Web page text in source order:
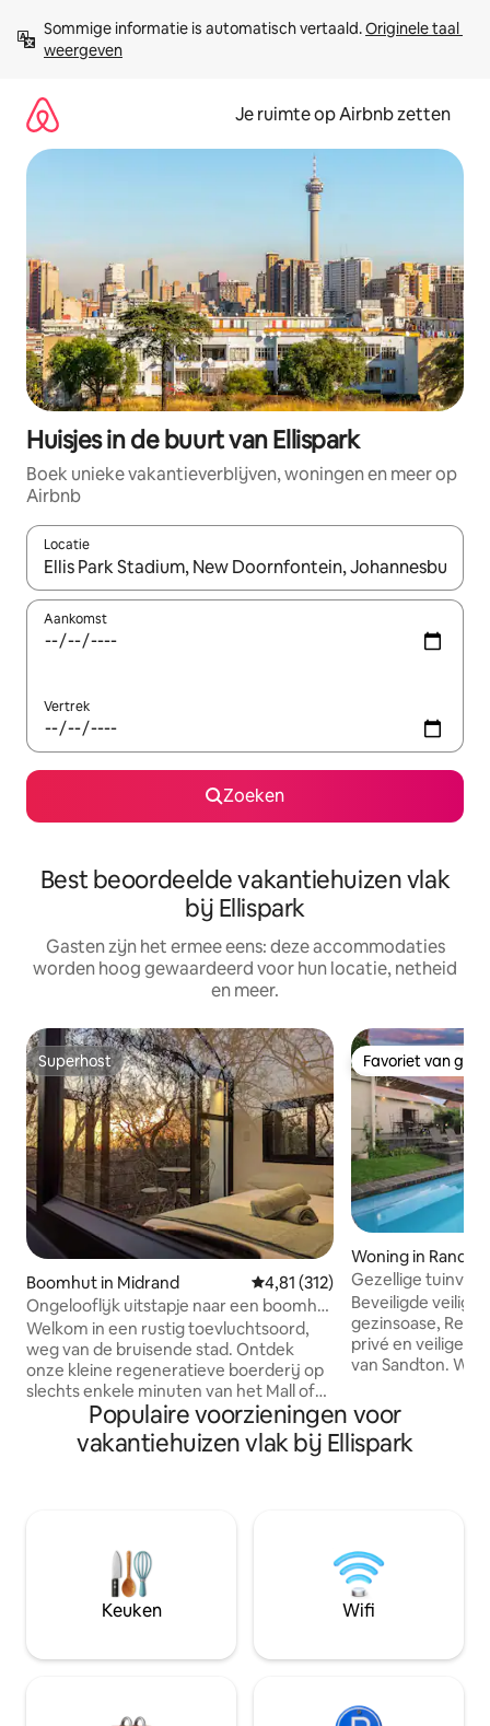
direct
naar
Sommige informatie is automatisch vertaald. Originele taal
weergeven
Je ruimte op Airbnb zetten
Huisjes in de buurt van Ellispark
Boek unieke vakantieverblijven, woningen en meer op
Airbnb
Locatie
Wanneer er suggesties beschikbaar zijn, maak je een keuze
Aankomst
Vertrek
Zoeken
Best beoordeelde vakantiehuizen vlak
bij Ellispark
Gasten zijn het ermee eens: deze accommodaties
worden hoog gewaardeerd voor hun locatie, netheid
en meer.
Superhost
Superhost
Boomhut in Midrand Gemiddelde beoordeling van
4,81 (312)
Ongelooflijk uitstapje naar een boomhut
midden in de natuur
Welkom in een rustig toevluchtsoord,
weg van de bruisende stad. Ontdek
onze kleine regeneratieve boerderij op
slechts enkele minuten van het Mall of
Africa. Bereid je voor om betoverd te
worden als je je terugtrekt in ons rustige
boomhuis, waar je ondergedompeld
slaapkamer met uitzicht! Ons boomhuis
is nu volledig off-grid, er is gratis
parkeergelegenheid, het is een locatie
waar je gemakkelijk een taxi kunt
van restaurants en andere handige
Favoriet van
Favoriet van
Woning in
Gezellige
Parkhurst
Beveiligde veilige
gezinsoase, Restaurantmekka, rustige,
privé en veilige
van Sandton.
kijken Eigen
zwembad. 24/7 stroom
onbeperkte wifi Max. 6
verplaatsbaar
Uitgerust voor
pasgeborenen,
Airconditioning in
cottage op het
Populaire voorzieningen voor
vakantiehuizen vlak bij Ellispark
Keuken Wifi